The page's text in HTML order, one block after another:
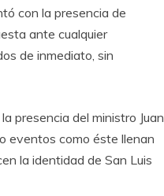
con la presencia de
ante cualquier
de inmediato, sin
presencia del ministro Juan
eventos como éste llenan
la identidad de San Luis